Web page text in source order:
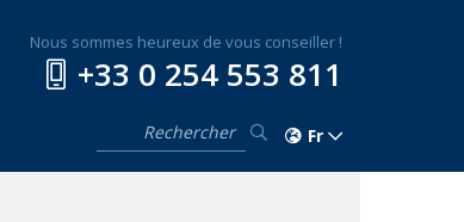
Nous sommes heureux de vous conseiller !
+33 0 254 553 811
Fr